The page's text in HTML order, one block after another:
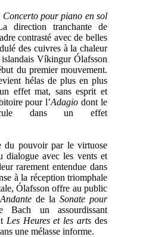
Concerto pour piano en sol
direction tranchante de
contrasté avec de belles
des cuivres à la chaleur
Víkingur Ólafsson
du premier mouvement.
hélas de plus en plus
effet mat, sans esprit et
pour l’Adagio dont le
dans un effet
du pouvoir par le virtuose
dialogue avec les vents et
rarement entendue dans
à la réception triomphale
Ólafsson offre au public
Andantede la Sonate pour
Bach un assourdissant
Les Heures et les arts des
une mélasse informe.